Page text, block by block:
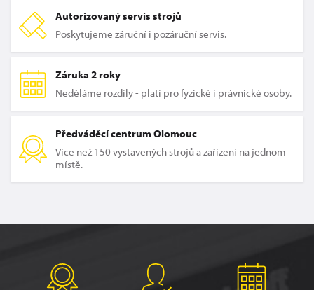
Autorizovaný servis strojů
Poskytujeme záruční i pozáručníservis.
Záruka 2 roky
Neděláme rozdíly - platí pro fyzické i právnické osoby.
Předváděcí centrum Olomouc
Více než 150 vystavených strojů a zařízení na jednom
místě.